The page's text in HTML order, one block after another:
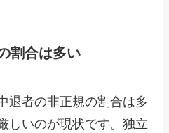
割合は多い
退者の非正規の割合は多
しいのが現状です。独立